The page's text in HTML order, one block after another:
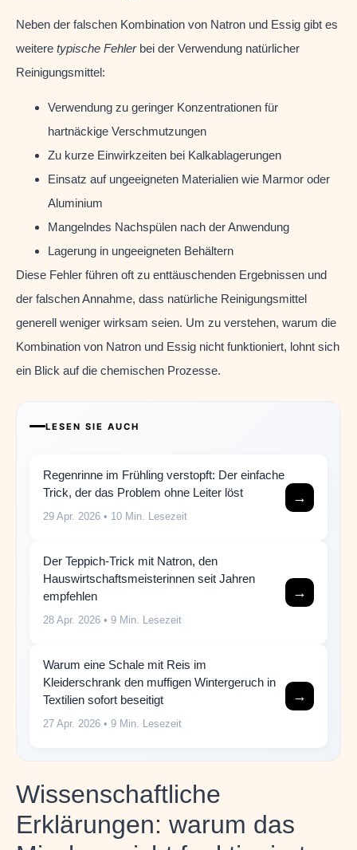
Neben der falschen Kombination von Natron und Essig gibt es
weitere typische Fehlerbei der Verwendung natürlicher
Reinigungsmittel:
Verwendung zu geringer Konzentrationen für
hartnäckige Verschmutzungen
Zu kurze Einwirkzeiten bei Kalkablagerungen
Einsatz auf ungeeigneten Materialien wie Marmor oder
Aluminium
Mangelndes Nachspülen nach der Anwendung
Lagerung in ungeeigneten Behältern
Diese Fehler führen oft zu enttäuschenden Ergebnissen und
der falschen Annahme, dass natürliche Reinigungsmittel
generell weniger wirksam seien. Um zu verstehen, warum die
Kombination von Natron und Essig nicht funktioniert, lohnt sich
ein Blick auf die chemischen Prozesse.
LESEN SIE AUCH
Regenrinne im Frühling verstopft: Der einfache
Trick, der das Problem ohne Leiter löst
29 Apr. 2026 • 10 Min. Lesezeit
→
Der Teppich-Trick mit Natron, den
Hauswirtschaftsmeisterinnen seit Jahren
empfehlen
28 Apr. 2026 • 9 Min. Lesezeit
→
Warum eine Schale mit Reis im
Kleiderschrank den muffigen Wintergeruch in
Textilien sofort beseitigt
27 Apr. 2026 • 9 Min. Lesezeit
→
Wissenschaftliche
Erklärungen: warum das